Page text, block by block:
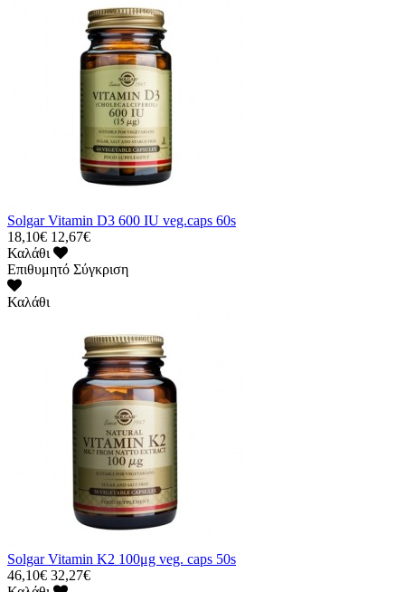
Solgar Vitamin D3 600 IU veg.caps 60s
18,10€ 12,67€
Καλάθι
Επιθυμητό Σύγκριση
Καλάθι
Solgar Vitamin K2 100μg veg. caps 50s
46,10€ 32,27€